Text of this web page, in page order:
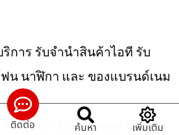
ริการ รับจำนำสินค้าไอที รับ
น นาฬิกา และ ของแบรนด์เนม
บจำนำกล้อง Cannon บริการ
ติดต่อ ค้นหา เพิ่มเติม